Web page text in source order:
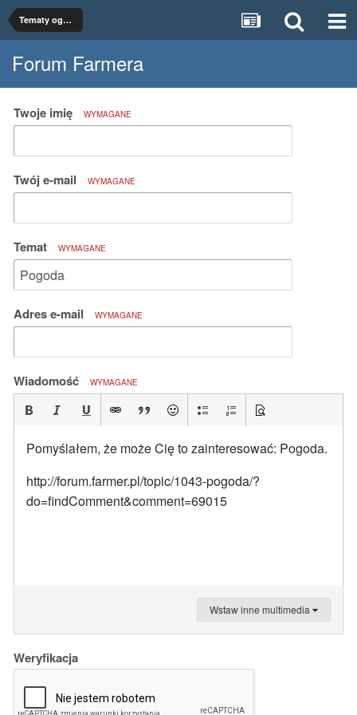
Tematy ogólne
Forum Farmera
Twoje imię WYMAGANE
Twój e-mail WYMAGANE
Temat WYMAGANE
Adres e-mail WYMAGANE
Wiadomość WYMAGANE
Pomyślałem, że może Cię to zainteresować: Pogoda.
http://forum.farmer.pl/topic/1043-pogoda/?
do=findComment&comment=69015
Wstaw inne multimedia
Weryfikacja